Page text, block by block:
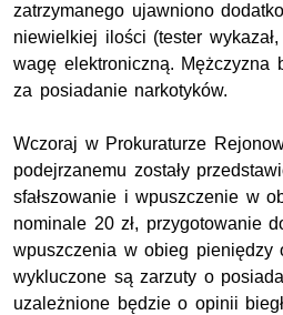
zatrzymanego ujawniono
niewielkiej ilości (tester
wagę elektroniczną. Mężczyzna
za posiadanie narkotyków.
Wczoraj w Prokuraturze
podejrzanemu zostały
sfałszowanie i wpuszczenie w
nominale 20 zł, przygotowanie
wpuszczenia w obieg pieniędzy
wykluczone są zarzuty o
uzależnione będzie o opinii